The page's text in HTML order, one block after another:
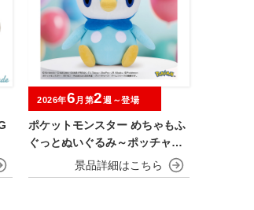
ポケットモンスター めちゃもふ
ぐっとぬいぐるみ～ポッチャマ
2026年6 月第2週～登場